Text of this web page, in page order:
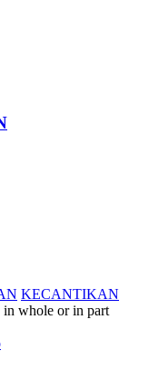
KECANTIKAN
whole or in part